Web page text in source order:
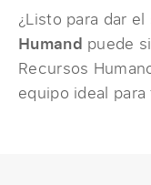
¿Listo para dar
Humand puede
Recursos
equipo ideal